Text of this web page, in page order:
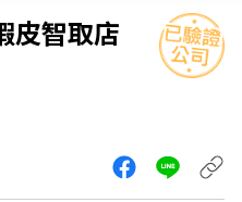
皮智取店